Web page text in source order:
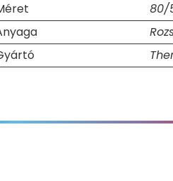
80/